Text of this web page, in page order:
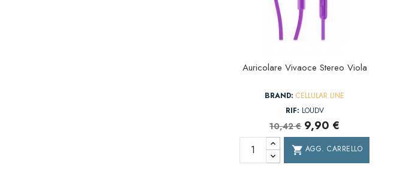
Auricolare Vivaoce Stereo Viola
BRAND: CELLULAR LINE
RIF: LOUDV
10,42 € 9,90 €
shopping_cart AGG. CARRELLO